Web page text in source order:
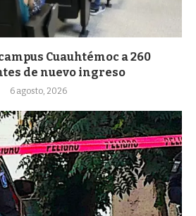
Cuauhtémoc a 260
de nuevo ingreso
6 agosto, 2026